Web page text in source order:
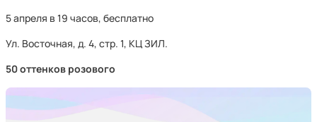
5 апреля в 19 часов, бесплатно
Ул. Восточная, д. 4, стр. 1, КЦ ЗИЛ.
50 оттенков розового